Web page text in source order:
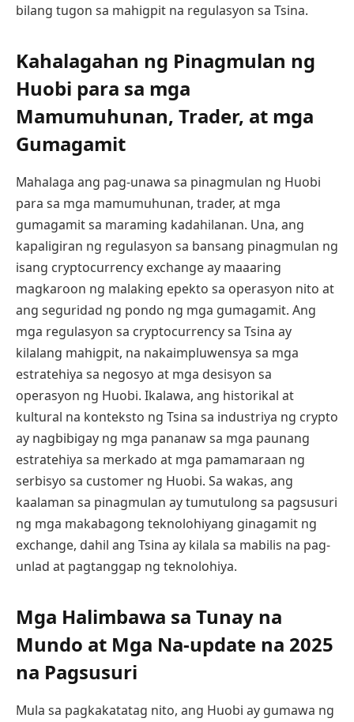
bilang tugon sa mahigpit na regulasyon sa Tsina.
Kahalagahan ng Pinagmulan ng
Huobi para sa mga
Mamumuhunan, Trader, at mga
Gumagamit
Mahalaga ang pag-unawa sa pinagmulan ng Huobi
para sa mga mamumuhunan, trader, at mga
gumagamit sa maraming kadahilanan. Una, ang
kapaligiran ng regulasyon sa bansang pinagmulan ng
isang cryptocurrency exchange ay maaaring
magkaroon ng malaking epekto sa operasyon nito at
ang seguridad ng pondo ng mga gumagamit. Ang
mga regulasyon sa cryptocurrency sa Tsina ay
kilalang mahigpit, na nakaimpluwensya sa mga
estratehiya sa negosyo at mga desisyon sa
operasyon ng Huobi. Ikalawa, ang historikal at
kultural na konteksto ng Tsina sa industriya ng crypto
ay nagbibigay ng mga pananaw sa mga paunang
estratehiya sa merkado at mga pamamaraan ng
serbisyo sa customer ng Huobi. Sa wakas, ang
kaalaman sa pinagmulan ay tumutulong sa pagsusuri
ng mga makabagong teknolohiyang ginagamit ng
exchange, dahil ang Tsina ay kilala sa mabilis na pag-
unlad at pagtanggap ng teknolohiya.
Mga Halimbawa sa Tunay na
Mundo at Mga Na-update na 2025
na Pagsusuri
Mula sa pagkakatatag nito, ang Huobi ay gumawa ng